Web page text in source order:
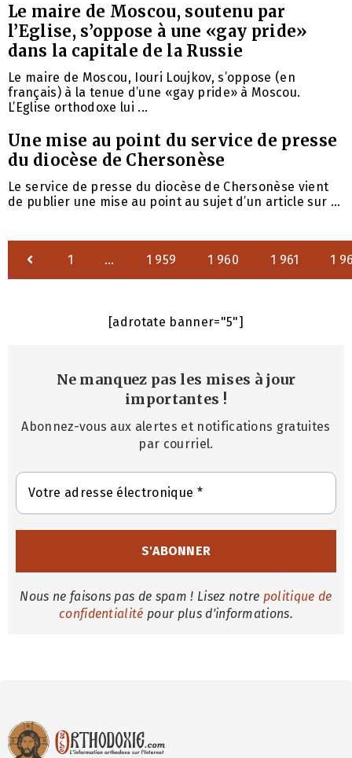
Le maire de Moscou, soutenu par
l’Eglise, s’oppose à une «gay pride»
dans la capitale de la Russie
Le maire de Moscou, Iouri Loujkov, s’oppose (en
français) à la tenue d’une «gay pride» à Moscou.
L’Eglise orthodoxe lui ...
Une mise au point du service de presse
du diocèse de Chersonèse
Le service de presse du diocèse de Chersonèse vient
de publier une mise au point au sujet d’un article sur ...
1 … 1 959 1 960 1 961 1
[adrotate banner="5"]
Ne manquez pas les mises à jour
importantes !
Abonnez-vous aux alertes et notifications gratuites
par courriel.
Nous ne faisons pas de spam ! Lisez notre politique de
confidentialité pour plus d'informations.